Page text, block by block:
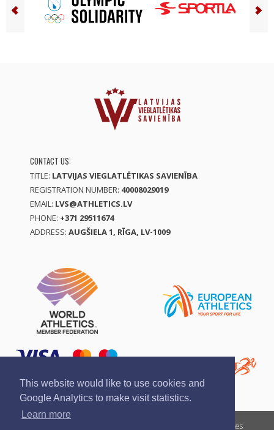
This website would like to use cookies and
Google Analytics to make visit statistics.
Learn more
CONTACT US:
TITLE: LATVIJAS VIEGLATLĒTIKAS SAVIENĪBA
REGISTRATION NUMBER: 40008029019
EMAIL: LVS@ATHLETICS.LV
PHONE: +371 29511674
ADDRESS: AUGŠIELA 1, RĪGA, LV-1009
Terms of services